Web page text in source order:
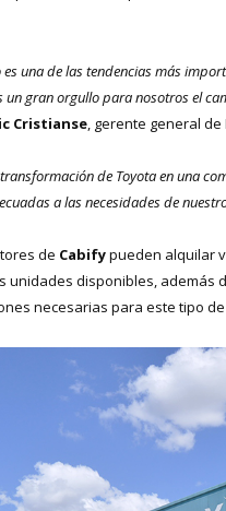
una de las tendencias más
gran orgullo para nosotros el
Cristianse, gerente general de
transformación de Toyota en una
a las necesidades de
de Cabifypueden alquilar
unidades disponibles,
necesarias para este tipo